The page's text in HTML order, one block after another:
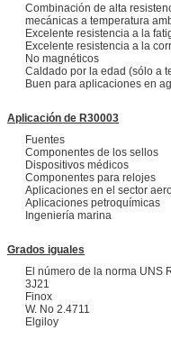
Combinación de alta
mecánicas a temperatura
Excelente resistencia a la
Excelente resistencia a la
No magnéticos
Caldado por la edad (sólo a
Buen para aplicaciones en
Aplicación de R30003
Fuentes
Componentes de los sellos
Dispositivos médicos
Componentes para relojes
Aplicaciones en el sector
Aplicaciones petroquímicas
Ingeniería marina
Grados iguales
El número de la norma UNS
3J21
Finox
W. No 2.4711
Elgiloy